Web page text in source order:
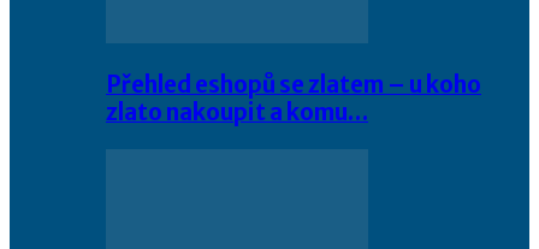
Přehled eshopů se zlatem – u koho
zlato nakoupit a komu…